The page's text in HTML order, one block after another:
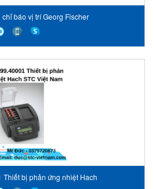
báo vị trí Georg Fischer
Thiết bị phản ứng nhiệt Hach